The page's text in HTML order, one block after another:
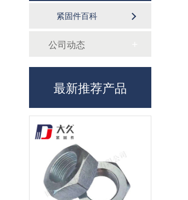
紧固件百科
公司动态
最新推荐产品